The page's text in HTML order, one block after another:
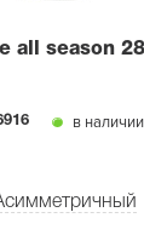
all season
в наличии